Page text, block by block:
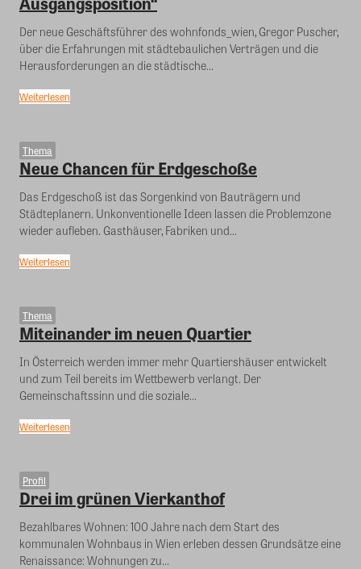
Der neue Geschäftsführer des wohnfonds_wien, Gregor Puscher,
über die Erfahrungen mit städtebaulichen Verträgen und die
Herausforderungen an die städtische...
Weiterlesen
Thema
Neue Chancen für Erdgeschoße
Das Erdgeschoß ist das Sorgenkind von Bauträgern und
Städteplanern. Unkonventionelle Ideen lassen die Problemzone
wieder aufleben. Gasthäuser, Fabriken und...
Weiterlesen
Thema
Miteinander im neuen Quartier
In Österreich werden immer mehr Quartiershäuser entwickelt
und zum Teil bereits im Wettbewerb verlangt. Der
Gemeinschaftssinn und die soziale...
Weiterlesen
Profil
Drei im grünen Vierkanthof
Bezahlbares Wohnen: 100 Jahre nach dem Start des
kommunalen Wohnbaus in Wien erleben dessen Grundsätze eine
Renaissance: Wohnungen zu...